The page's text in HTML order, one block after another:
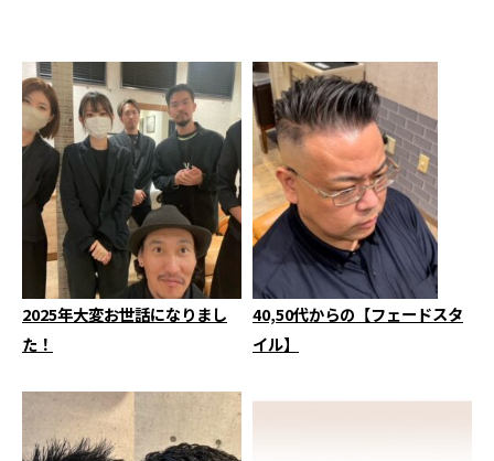
2025年大変お世話になりまし
た！
40,50代からの【フェードスタ
イル】